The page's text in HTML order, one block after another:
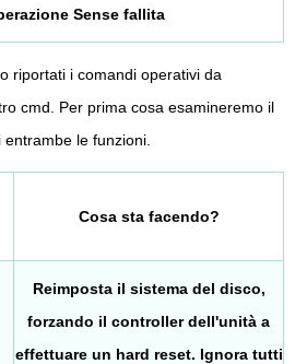
Sense fallita
riportati i comandi operativi da
cmd. Per prima cosa esamineremo il
le funzioni.
Cosa sta facendo?
Reimposta il sistema del disco,
forzando il controller dell'unità a
effettuare un hard reset. Ignora tutti